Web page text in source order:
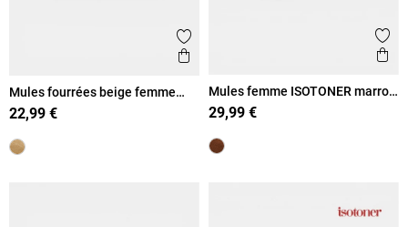
Ajouter aux favoris
Aperçu rapide
Mules fourrées beige femme
(36-41)
22,99 €
Mules femme ISOTONER marron
(36-41)
29,99 €